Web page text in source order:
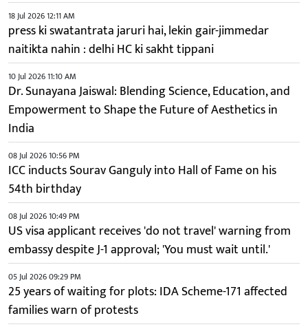
18 Jul 2026 12:11 AM
press ki swatantrata jaruri hai, lekin gair-jimmedar
naitikta nahin : delhi HC ki sakht tippani
10 Jul 2026 11:10 AM
Dr. Sunayana Jaiswal: Blending Science, Education, and
Empowerment to Shape the Future of Aesthetics in
India
08 Jul 2026 10:56 PM
ICC inducts Sourav Ganguly into Hall of Fame on his
54th birthday
08 Jul 2026 10:49 PM
US visa applicant receives 'do not travel' warning from
embassy despite J-1 approval; 'You must wait until.'
05 Jul 2026 09:29 PM
25 years of waiting for plots: IDA Scheme-171 affected
families warn of protests